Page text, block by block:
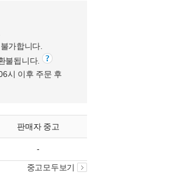
가합니다.
불됩니다.
시 이후 주문 후
판매자 중고
-
중고모두보기